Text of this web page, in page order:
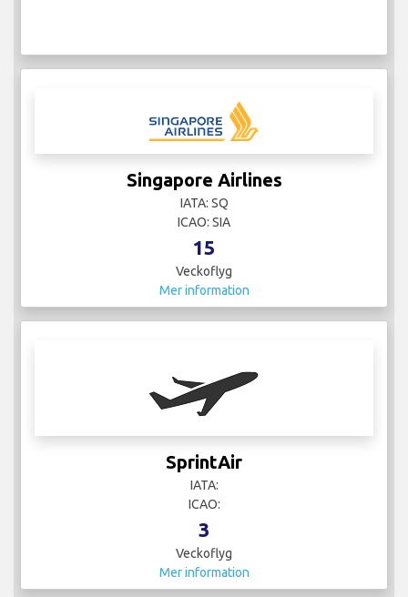
Singapore Airlines
IATA: SQ
ICAO: SIA
15
Veckoflyg
Mer information
SprintAir
IATA:
ICAO:
3
Veckoflyg
Mer information